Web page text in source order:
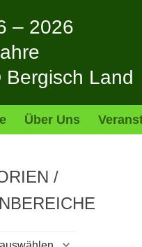
– 2026
Bergisch Land
Über Uns
/